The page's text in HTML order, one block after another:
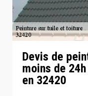
Devis de
moins de
en 32420